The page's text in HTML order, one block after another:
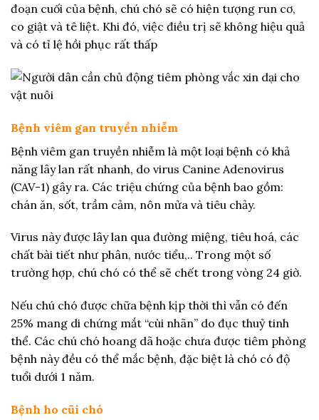
đoạn cuối của bệnh, chú chó sẽ có hiện tượng run cơ,
co giật và tê liệt. Khi đó, việc điều trị sẽ không hiệu quả
và có tỉ lệ hồi phục rất thấp
Bệnh viêm gan truyền nhiễm
Bệnh viêm gan truyền nhiễm là một loại bệnh có khả
năng lây lan rất nhanh, do virus Canine Adenovirus
(CAV-1) gây ra. Các triệu chứng của bệnh bao gồm:
chán ăn, sốt, trầm cảm, nôn mửa và tiêu chảy.
Virus này được lây lan qua đường miệng, tiêu hoá, các
chất bài tiết như phân, nước tiểu,.. Trong một số
trường hợp, chú chó có thể sẽ chết trong vòng 24 giờ.
Nếu chú chó được chữa bệnh kịp thời thì vẫn có đến
25% mang di chứng mắt “cùi nhãn” do đục thuỷ tinh
thể. Các chú chó hoang dã hoặc chưa được tiêm phòng
bệnh này đều có thể mắc bệnh, đặc biệt là chó có độ
tuổi dưới 1 năm.
Bệnh ho cũi chó